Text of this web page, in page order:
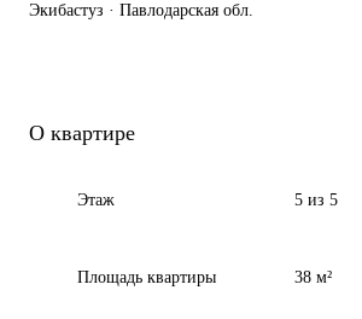
Экибастуз · Павлодарская обл.
О квартире
Этаж 5 из 5
Площадь квартиры 38 м²